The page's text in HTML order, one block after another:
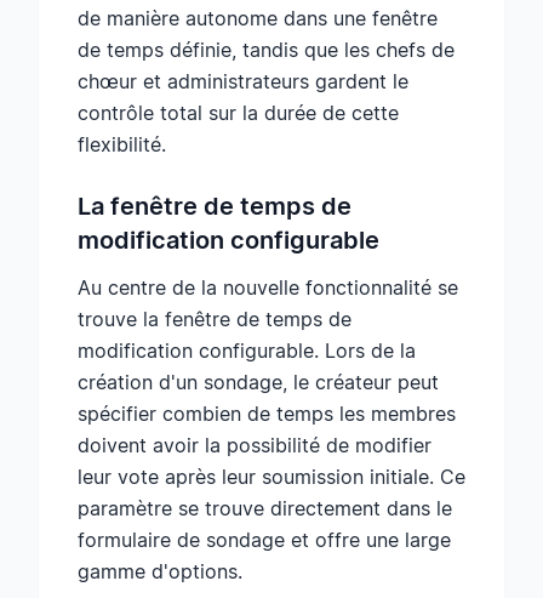
de manière autonome dans une fenêtre
de temps définie, tandis que les chefs de
chœur et administrateurs gardent le
contrôle total sur la durée de cette
flexibilité.
La fenêtre de temps de
modification configurable
Au centre de la nouvelle fonctionnalité se
trouve la fenêtre de temps de
modification configurable. Lors de la
création d'un sondage, le créateur peut
spécifier combien de temps les membres
doivent avoir la possibilité de modifier
leur vote après leur soumission initiale. Ce
paramètre se trouve directement dans le
formulaire de sondage et offre une large
gamme d'options.